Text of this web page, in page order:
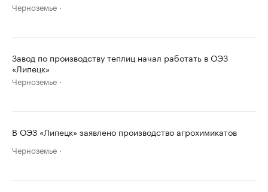
Черноземье
Завод по производству теплиц начал работать в ОЭЗ
«Липецк»
Черноземье
В ОЭЗ «Липецк» заявлено производство агрохимикатов
Черноземье